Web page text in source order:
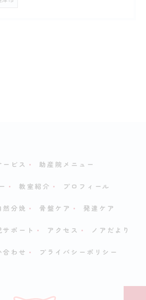
ービス 助産院メニュー
教室紹介 プロフィール
然分娩 骨盤ケア 発達ケア
サポート アクセス ノアだより
合わせ プライバシーポリシー